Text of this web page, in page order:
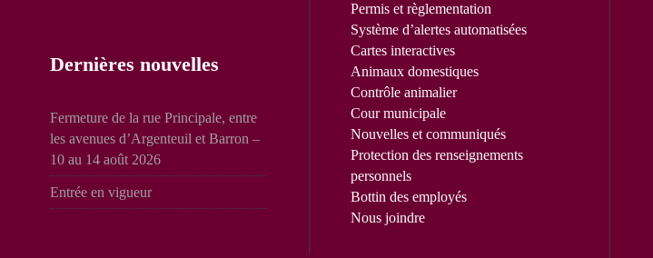
Dernières nouvelles
Fermeture de la rue Principale, entre
les avenues d’Argenteuil et Barron –
10 au 14 août 2026
Entrée en vigueur
Permis et règlementation
Système d’alertes automatisées
Cartes interactives
Animaux domestiques
Contrôle animalier
Cour municipale
Nouvelles et communiqués
Protection des renseignements
personnels
Bottin des employés
Nous joindre